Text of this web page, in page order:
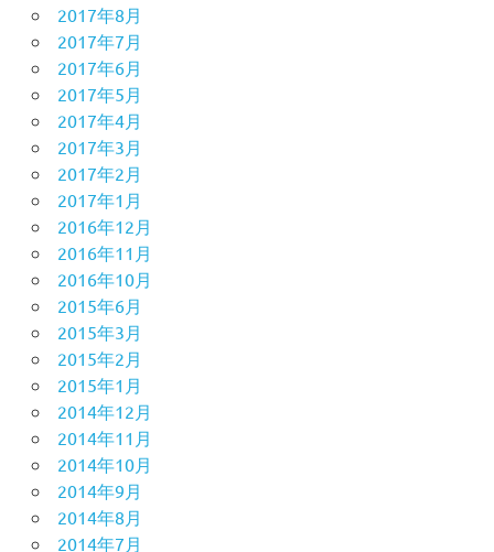
2017年8月
2017年7月
2017年6月
2017年5月
2017年4月
2017年3月
2017年2月
2017年1月
2016年12月
2016年11月
2016年10月
2015年6月
2015年3月
2015年2月
2015年1月
2014年12月
2014年11月
2014年10月
2014年9月
2014年8月
2014年7月